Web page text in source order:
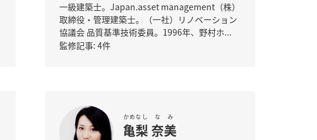
一級建築士。Japan.asset management（株）
取締役・管理建築士。（一社）リノベーション
協議会 品質基準技術委員。1996年、野村ホ...
監修記事: 4件
亀梨
かめなし
奈美
なみ